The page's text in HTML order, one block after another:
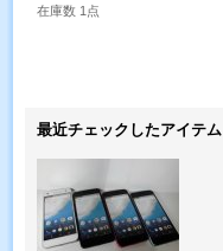
在庫数 1点
最近チェックしたアイテム